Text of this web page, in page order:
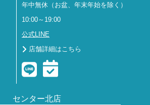
年中無休（お盆、年末年始を除く）
10:00～19:00
公式LINE
店舗詳細はこちら
センター北店